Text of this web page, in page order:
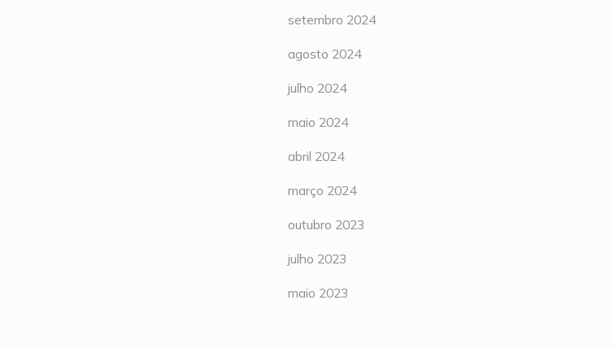
setembro 2024
agosto 2024
julho 2024
maio 2024
abril 2024
março 2024
outubro 2023
julho 2023
maio 2023